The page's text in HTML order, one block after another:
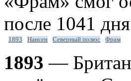
после 1041
1893 Нансен Северный полюс Фрам
1893 —